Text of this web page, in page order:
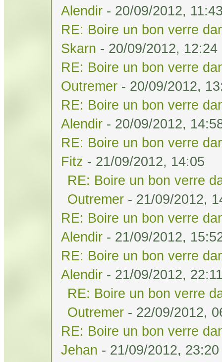
Alendir - 20/09/2012,
RE: Boire un bon verre
Skarn - 20/09/2012, 12:24
RE: Boire un bon verre
Outremer - 20/09/2012,
RE: Boire un bon verre
Alendir - 20/09/2012,
RE: Boire un bon verre
Fitz - 21/09/2012, 14:05
RE: Boire un bon verre
Outremer - 21/09/2012,
RE: Boire un bon verre
Alendir - 21/09/2012,
RE: Boire un bon verre
Alendir - 21/09/2012,
RE: Boire un bon verre
Outremer - 22/09/2012,
RE: Boire un bon verre
Jehan - 21/09/2012, 23:20